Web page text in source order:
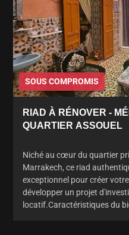
SOUS COMPROMIS
RIAD À RÉNOVER -
QUARTIER ASSOUEL
Niché au cœur du quartier
Marrakech, ce riad
exceptionnel pour créer
développer un projet
locatif.Caractéristiques du